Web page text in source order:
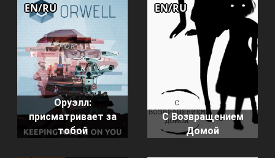
Оруэлл:
присматривает за
тобой
EN/RU
С Возвращением
Домой
EN/RU